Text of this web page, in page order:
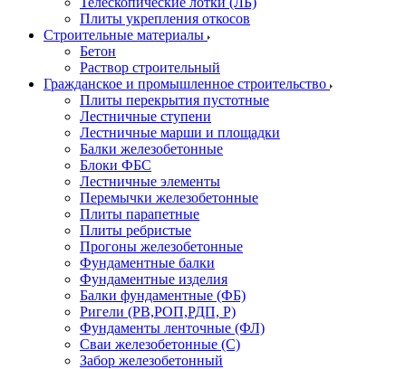
Плиты укрепления откосов
Строительные материалы
Бетон
Раствор строительный
Гражданское и промышленное строительство
Плиты перекрытия пустотные
Лестничные ступени
Лестничные марши и площадки
Балки железобетонные
Блоки ФБС
Лестничные элементы
Перемычки железобетонные
Плиты парапетные
Плиты ребристые
Прогоны железобетонные
Фундаментные балки
Фундаментные изделия
Балки фундаментные (ФБ)
Ригели (РВ,РОП,РДП, Р)
Фундаменты ленточные (ФЛ)
Сваи железобетонные (С)
Забор железобетонный